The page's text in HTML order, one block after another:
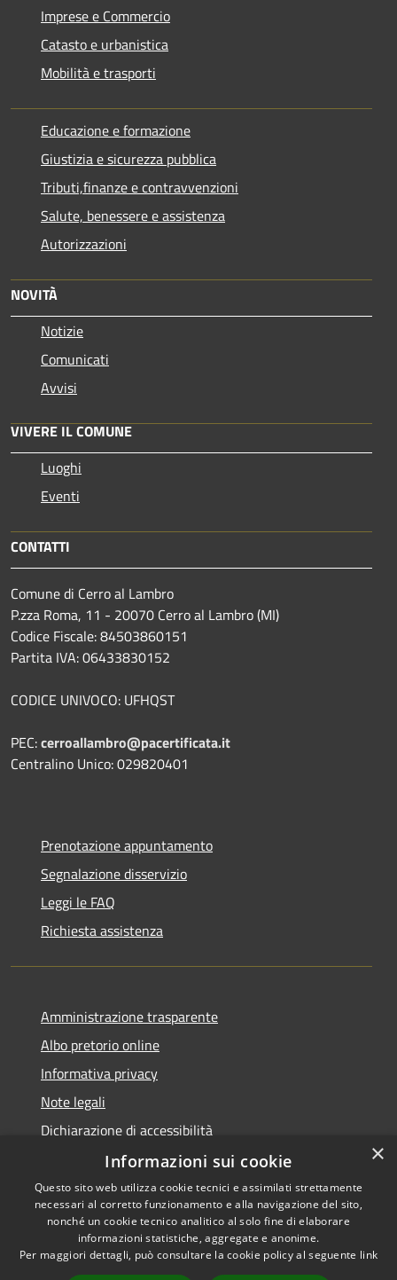
Imprese e Commercio
Catasto e urbanistica
Mobilità e trasporti
Educazione e formazione
Giustizia e sicurezza pubblica
Tributi,finanze e contravvenzioni
Salute, benessere e assistenza
Autorizzazioni
NOVITÀ
Notizie
Comunicati
Avvisi
VIVERE IL COMUNE
Luoghi
Eventi
CONTATTI
Comune di Cerro al Lambro
P.zza Roma, 11 - 20070 Cerro al Lambro (MI)
Codice Fiscale: 84503860151
Partita IVA: 06433830152
CODICE UNIVOCO: UFHQST
PEC:cerroallambro@pacertificata.it
Centralino Unico: 029820401
Prenotazione appuntamento
Segnalazione disservizio
Leggi le FAQ
Richiesta assistenza
Amministrazione trasparente
Albo pretorio online
Informativa privacy
Note legali
Dichiarazione di accessibilità
Accessibilità
Privacy
Copyright © 2026 • Comune di
Cerro al Lambro • Powered by
Municipium•Accesso
×
Informazioni sui cookie
Questo sito web utilizza cookie tecnici e assimilati strettamente
necessari al corretto funzionamento e alla navigazione del sito,
nonché un cookie tecnico analitico al solo fine di elaborare
informazioni statistiche, aggregate e anonime.
Per maggiori dettagli, può consultare la cookie policy al seguente link